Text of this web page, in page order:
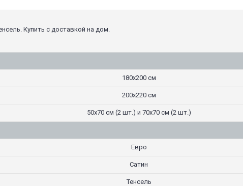
Купить с доставкой на дом.
180х200 см
200х220 см
50х70 см (2 шт.) и 70х70 см (2 шт.)
Евро
Сатин
Тенсель